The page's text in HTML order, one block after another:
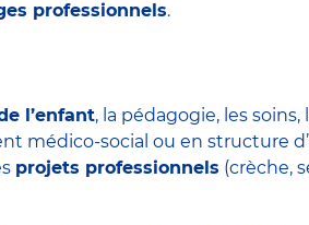
professionnels.
l’enfant, la pédagogie, les
médico-social ou en structure
projets professionnels (crèche,